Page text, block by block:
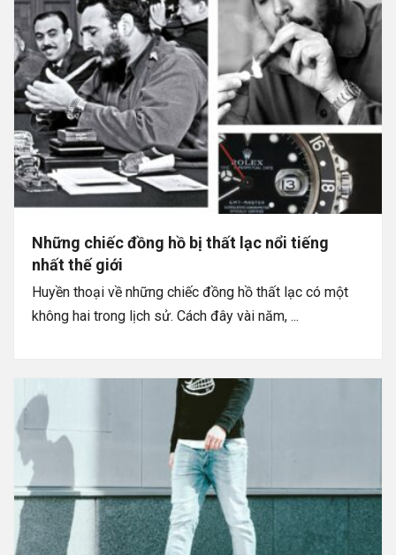
Những chiếc đồng hồ bị thất lạc nổi tiếng
nhất thế giới
Huyền thoại về những chiếc đồng hồ thất lạc có một
không hai trong lịch sử. Cách đây vài năm, ...